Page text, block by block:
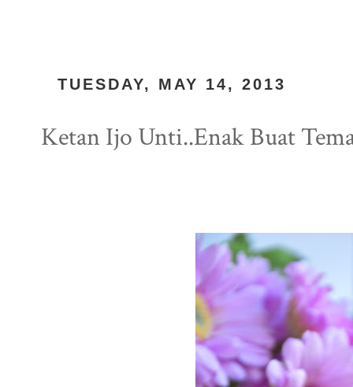
TUESDAY, MAY 14, 2013
Ketan Ijo Unti..Enak Buat